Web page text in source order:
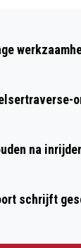
OPEN
na
schrijft